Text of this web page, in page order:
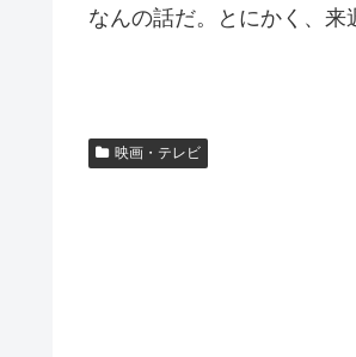
なんの話だ。とにかく、来
映画・テレビ